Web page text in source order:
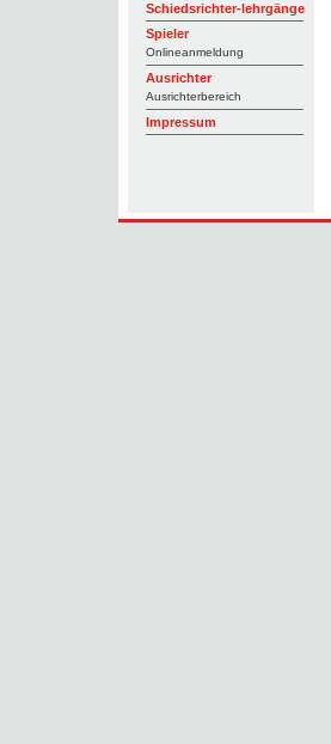
Schiedsrichter-lehrgänge
Spieler
Onlineanmeldung
Ausrichter
Ausrichterbereich
Impressum